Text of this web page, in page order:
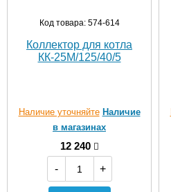
Код товара: 574-614
Коллектор для котла
КК-25M/125/40/5
Наличие уточняйте Наличие
в магазинах
12 240
-
+